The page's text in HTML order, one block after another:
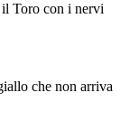
Toro con i nervi
che non arriva